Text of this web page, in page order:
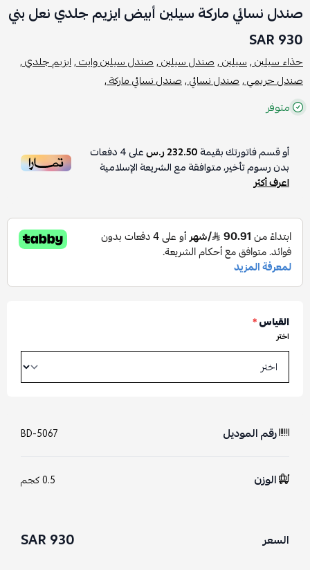
صندل نسائي ماركة سيلين أبيض ايزيم جلدي نعل بني
930 SAR
حذاء سيلين ,سيلين ,صندل سيلين ,صندل سيلين وايت ,ايزيم جلدي ,
صندل حريمي ,صندل نسائي ,صندل نسائي ماركة ,
متوفر
أو قسم فاتورتك بقيمة232.50 ر.س على4دفعات
بدون رسوم تأخير، متوافقة مع الشريعة الإسلامية
اعرف أكثر
القياس*
اختر
رقم الموديل BD-5067
الوزن 0.5 كجم
السعر 930 SAR